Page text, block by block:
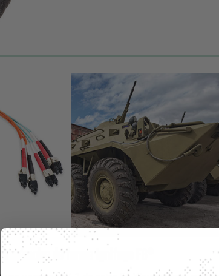
de forme Ignifuge F6®